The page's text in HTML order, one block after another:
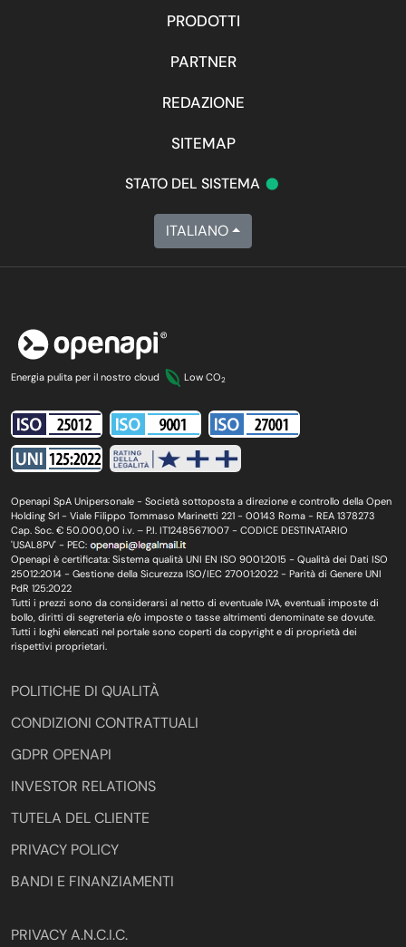
PRODOTTI
PARTNER
REDAZIONE
SITEMAP
STATO DEL SISTEMA •
ITALIANO
Energia pulita per il nostro cloud Low CO2
Openapi SpA Unipersonale - Società sottoposta a direzione e controllo della Open
Holding Srl - Viale Filippo Tommaso Marinetti 221 - 00143 Roma - REA 1378273
Cap. Soc. € 50.000,00 i.v. – P.I. IT12485671007 - CODICE DESTINATARIO
'USAL8PV' - PEC:
Openapi è certificata: Sistema qualità UNI EN ISO 9001:2015 - Qualità dei Dati ISO
25012:2014 - Gestione della Sicurezza ISO/IEC 27001:2022 - Parità di Genere UNI
PdR 125:2022
Tutti i prezzi sono da considerarsi al netto di eventuale IVA, eventuali imposte di
bollo, diritti di segreteria e/o imposte o tasse altrimenti denominate se dovute.
Tutti i loghi elencati nel portale sono coperti da copyright e di proprietà dei
rispettivi proprietari.
POLITICHE DI QUALITÀ
CONDIZIONI CONTRATTUALI
GDPR OPENAPI
INVESTOR RELATIONS
TUTELA DEL CLIENTE
PRIVACY POLICY
BANDI E FINANZIAMENTI
PRIVACY A.N.C.I.C.